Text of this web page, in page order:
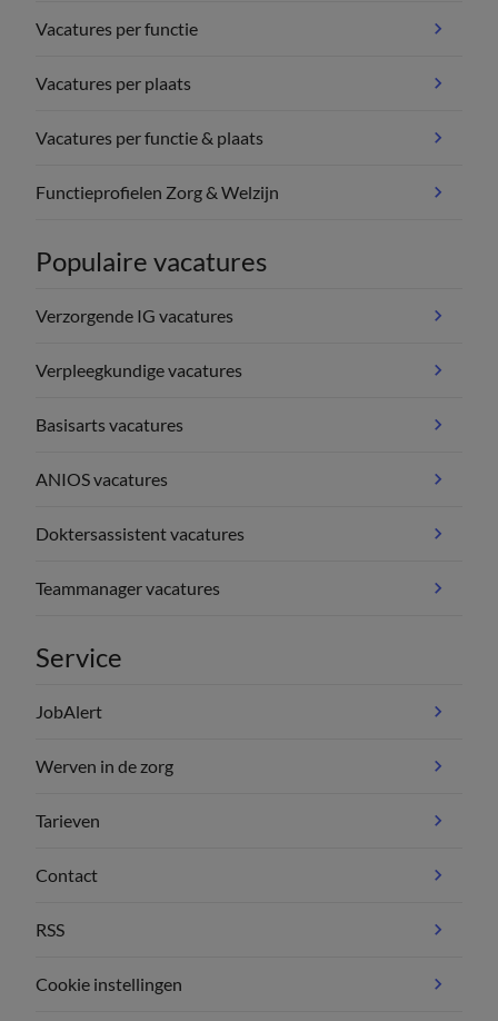
Vacatures per functie
Vacatures per plaats
Vacatures per functie & plaats
Functieprofielen Zorg & Welzijn
Populaire vacatures
Verzorgende IG vacatures
Verpleegkundige vacatures
Basisarts vacatures
ANIOS vacatures
Doktersassistent vacatures
Teammanager vacatures
Service
JobAlert
Werven in de zorg
Tarieven
Contact
RSS
Cookie instellingen